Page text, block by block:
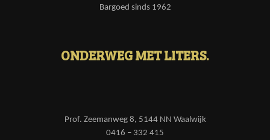
Bargoed sinds 1962
ONDERWEG MET LITERS.
Prof. Zeemanweg 8, 5144 NN Waalwijk
0416 – 332 415